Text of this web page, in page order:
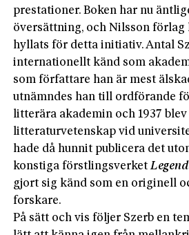
prestationer. Boken har nu
översättning, och Nilsson förlag
hyllats för detta initiativ. Antal
internationellt känd som
som författare han är mest
utnämndes han till ordförande
litterära akademin och 1937
litteraturvetenskap vid
hade då hunnit publicera det
konstiga förstlingsverket
gjort sig känd som en originell
forskare.
På sätt och vis följer Szerb en